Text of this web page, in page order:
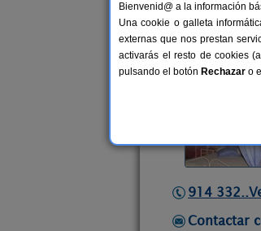
Casa
Casa Rural en
Alquiler
914
Contactar
Bienvenid@ a la información
Una cookie o galleta
externas que nos prestan
activarás el resto de cookies
pulsando el botón Rechazar o